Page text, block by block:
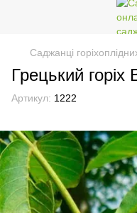
Саджанці
Грецький горіх
Артикул: 1222